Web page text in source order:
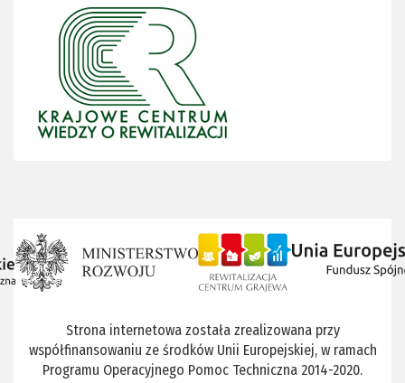
Strona internetowa została zrealizowana przy
współfinansowaniu ze środków Unii Europejskiej, w ramach
Programu Operacyjnego Pomoc Techniczna 2014-2020.